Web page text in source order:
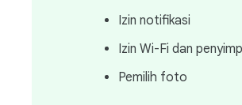
Izin notifikasi
Izin Wi-Fi dan
Pemilih foto